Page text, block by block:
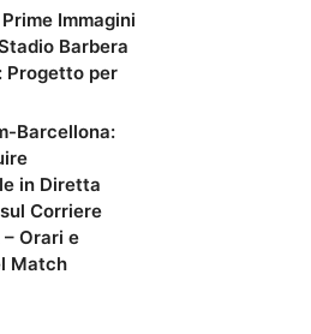
Immagini
Barbera
Progetto per
Barcellona:
in Diretta
Corriere
Orari e
Match